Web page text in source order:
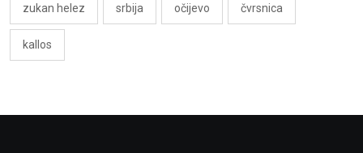
zukan helez srbija očijevo čvrsnica
kallos